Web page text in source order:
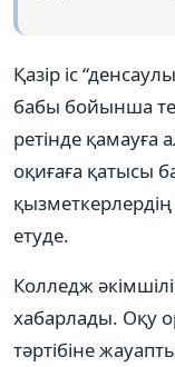
Қазір іс
бабы бойынша
ретінде
оқиғаға қатысы
етуде.
Колледж
хабарлады. Оқу
тәртібіне